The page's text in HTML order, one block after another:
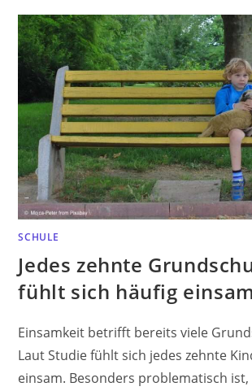
SCHULE
Jedes zehnte
fühlt sich häufig einsam
Einsamkeit betrifft bereits viele
Laut Studie fühlt sich jedes zehnte
einsam. Besonders problematisch ist,